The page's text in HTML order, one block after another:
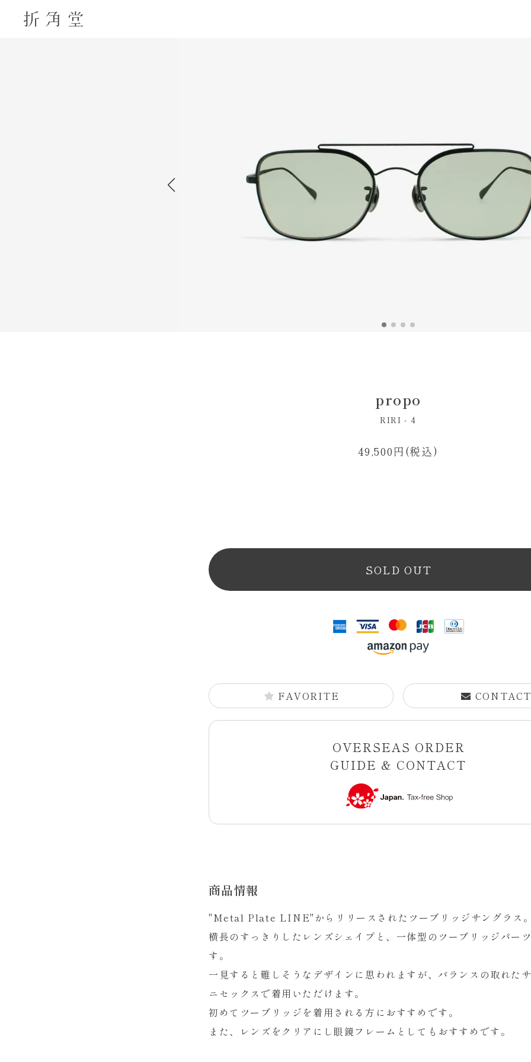
propo
RIRI - 4
49,500円(税込)
SOLD OUT
FAVORITE CONTACT
OVERSEAS ORDER
GUIDE & CONTACT
商品情報
"Metal Plate LINE"からリリースされたツーブリッジサングラス
横長のすっきりしたレンズシェイプと、一体型のツーブリッジパー
す。
一見すると難しそうなデザインに思われますが、バランスの取れた
ニセックスで着用いただけます。
初めてツーブリッジを着用される方におすすめです。
また、レンズをクリアにし眼鏡フレームとしてもおすすめです。